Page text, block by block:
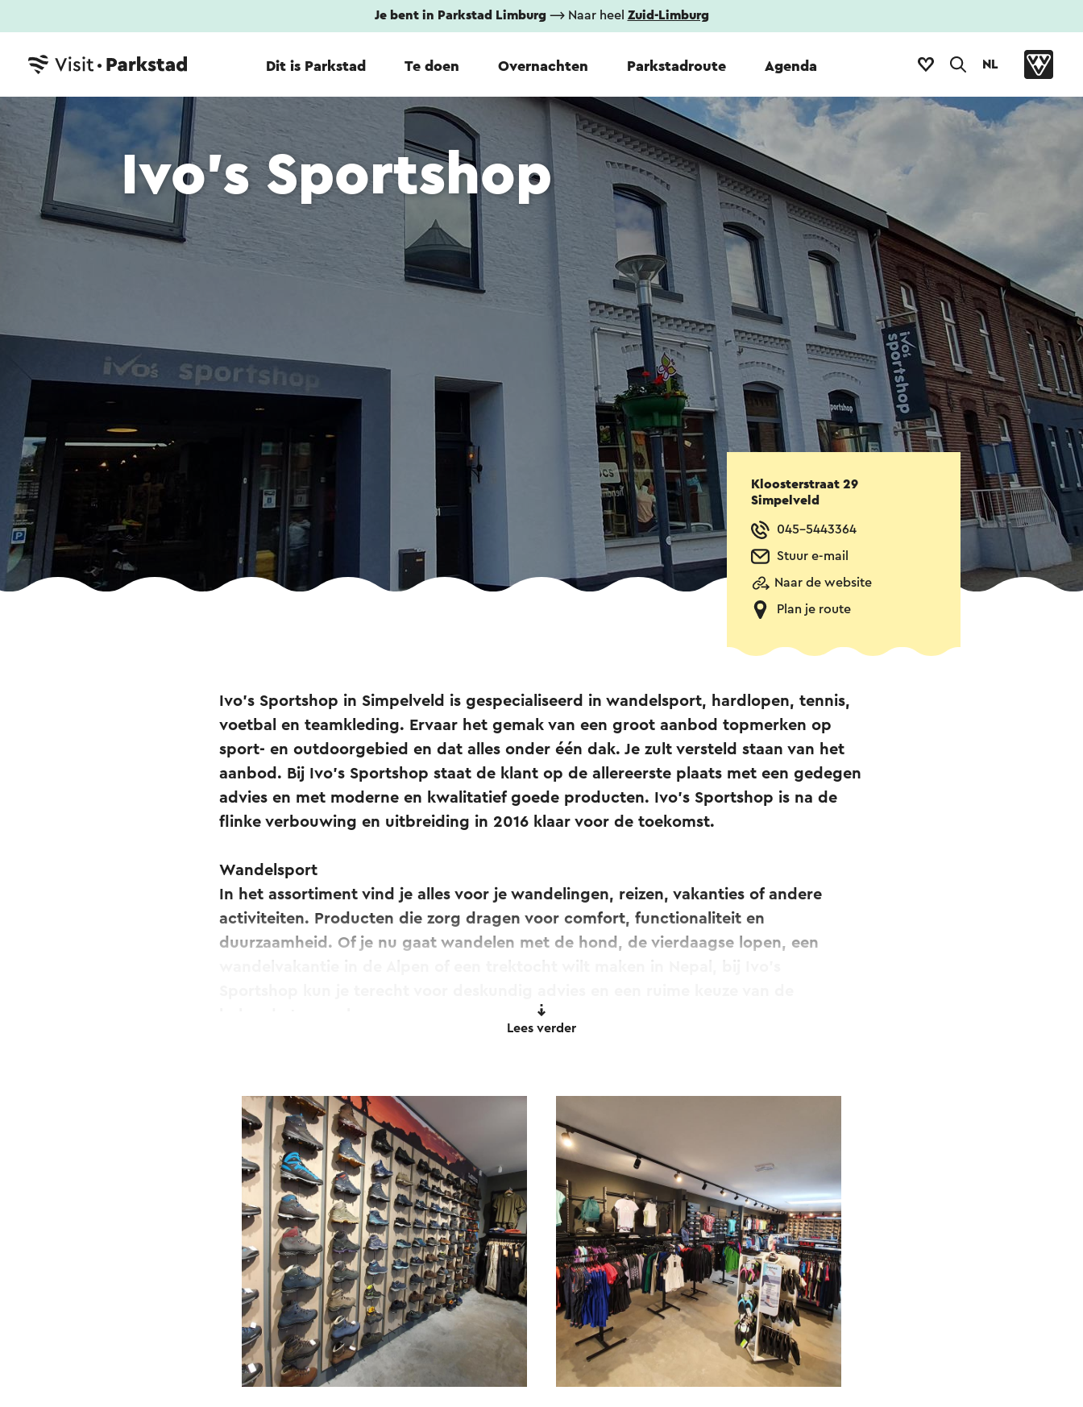
Je bent in Parkstad Limburg⟶ Naar heel Zuid-Limburg
Dit is Parkstad Te doen Overnachten Parkstadroute Agenda NL
Ivo's Sportshop
Kloosterstraat 29
Simpelveld
045-5443364
Stuur e-mail
Naar de website
Plan je route
Ivo's Sportshop in Simpelveld is gespecialiseerd in wandelsport, hardlopen, tennis,
voetbal en teamkleding. Ervaar het gemak van een groot aanbod topmerken op
sport- en outdoorgebied en dat alles onder één dak. Je zult versteld staan van het
aanbod. Bij Ivo's Sportshop staat de klant op de allereerste plaats met een gedegen
advies en met moderne en kwalitatief goede producten. Ivo's Sportshop is na de
flinke verbouwing en uitbreiding in 2016 klaar voor de toekomst.
Wandelsport
In het assortiment vind je alles voor je wandelingen, reizen, vakanties of andere
activiteiten. Producten die zorg dragen voor comfort, functionaliteit en
duurzaamheid. Of je nu gaat wandelen met de hond, de vierdaagse lopen, een
Fjällraven, Schöffel en Jack Wolfskin. Het assortiment bevat de beste merken
wandel- en bergschoenen zoals Lowa, Meindl, Hanwag, Dolomite, Dachstein,
Salomon, Teva en aanverwante producten.
Maar ook iets simpels als het veteren van schoenen is er tot een specialiteit
verheven. Het goed veteren van wandel- of bergschoenen zorgt immers voor meer
draagcomfort en geeft minder kans op drukpunten en uiteindelijk blaarvorming.
Ivo’s Sportshop mag zich met recht een outdoor specialist noemen met de
bijbehorende A-merken in de outdoorbranche.
Dus waarom Ivo’s Sportshop in Simpelveld?
- Alles op het gebied van de wandelsport, hardlopen, tennis, voetbal en
Lees verder